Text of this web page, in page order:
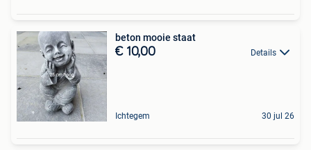
beton mooie staat
€ 10,00 Details
Ichtegem 30 jul 26